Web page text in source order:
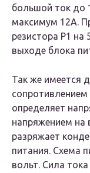
большой ток до
максимум 12А.
резистора Р1 на
выходе блока
Так же имеется
определяет
напряжением на
разряжает
питания. Схема
вольт. Сила